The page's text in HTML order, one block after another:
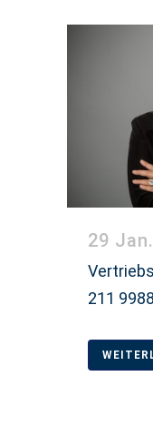
29 Jan.
211